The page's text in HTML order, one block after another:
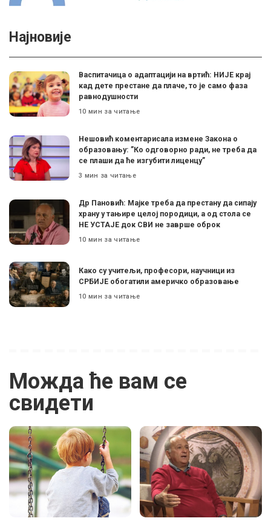
Најновије
Васпитачица о адаптацији на вртић: НИЈЕ крај
кад дете престане да плаче, то је само фаза
равнодушности
10 мин за читање
Нешовић коментарисала измене Закона о
образовању: ”Ко одговорно ради, не треба да
се плаши да ће изгубити лиценцу”
3 мин за читање
Др Пановић: Мајке треба да престану да сипају
храну у тањире целој породици, а од стола се
НЕ УСТАЈЕ док СВИ не заврше оброк
10 мин за читање
Како су учитељи, професори, научници из
СРБИЈЕ обогатили америчко образовање
10 мин за читање
Можда ће вам се
свидети